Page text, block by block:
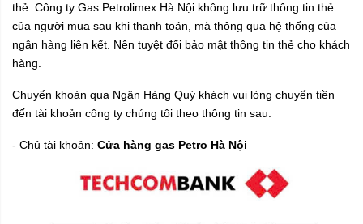
thẻ. Công ty Gas Petrolimex Hà Nội không lưu trữ thông tin thẻ
của người mua sau khi thanh toán, mà thông qua hệ thống của
ngân hàng liên kết. Nên tuyệt đối bảo mật thông tin thẻ cho khách
hàng.
Chuyển khoản qua Ngân Hàng Quý khách vui lòng chuyển tiền
đến tài khoản công ty chúng tôi theo thông tin sau:
- Chủ tài khoản: Cửa hàng gas Petro Hà Nội